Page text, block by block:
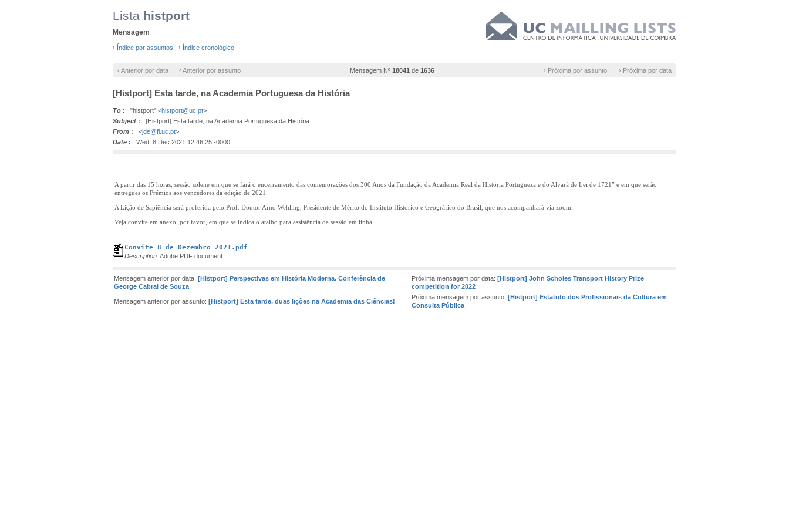
Lista histport
Mensagem
› Índice por assuntos | › Índice cronológico
‹ Anterior por data ‹ Anterior por assunto Mensagem Nº 18041 de 1636 › Próxima por assunto › Próxima por data
[Histport] Esta tarde, na Academia Portuguesa da História
To : "histport" <histport@uc.pt>
Subject : [Histport] Esta tarde, na Academia Portuguesa da História
From : <jde@fl.uc.pt>
Date : Wed, 8 Dec 2021 12:46:25 -0000
A partir das 15 horas, sessão solene em que se fará o encerramento das comemorações dos 300 Anos da Fundação da Academia Real da História Portugueza e do Alvará de Lei de 1721” e em que serão
entregues os Prémios aos vencedores da edição de 2021.
A Lição de Sapiência será proferida pelo Prof. Doutor Arno Wehling, Presidente de Mérito do Instituto Histórico e Geográfico do Brasil, que nos acompanhará via zoom..
Veja convite em anexo, por favor, em que se indica o atalho para assistência da sessão em linha.
Convite_8 de Dezembro 2021.pdf
Description:Adobe PDF document
Mensagem anterior por data: [Histport] Perspectivas em História Moderna. Conferência de
George Cabral de Souza
Próxima mensagem por data: [Histport] John Scholes Transport History Prize
competition for 2022
Mensagem anterior por assunto: [Histport] Esta tarde, duas lições na Academia das Ciências!
Próxima mensagem por assunto: [Histport] Estatuto dos Profissionais da Cultura em
Consulta Pública